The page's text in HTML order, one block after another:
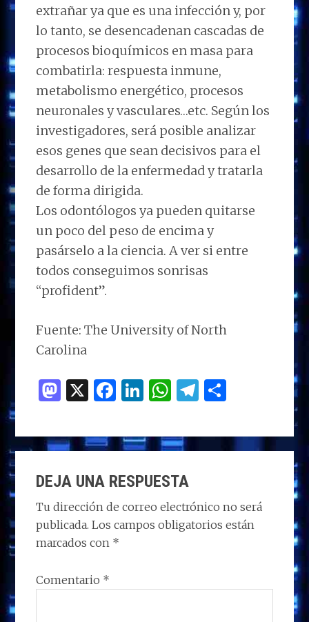
extrañar ya que es una infección y, por
lo tanto, se desencadenan cascadas de
procesos bioquímicos en masa para
combatirla: respuesta inmune,
metabolismo energético, procesos
neuronales y vasculares…etc. Según los
investigadores, será posible analizar
esos genes que sean decisivos para el
desarrollo de la enfermedad y tratarla
de forma dirigida.
Los odontólogos ya pueden quitarse
un poco del peso de encima y
pasárselo a la ciencia. A ver si entre
todos conseguimos sonrisas
“profident”.
Fuente: The University of North
Carolina
M
to
d
o
n
X F
ce
b
o
o
k
Li
k
e
dI
n
W
at
s
A
p
p
T
e
g
m
m
p
ti
r
INTERACCIONES
CON
LOS
LECTORES
DEJA UNA RESPUESTA
Tu dirección de correo electrónico no será
publicada. Los campos obligatorios están
marcados con *
Comentario *